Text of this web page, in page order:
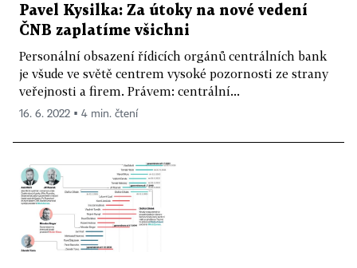
Pavel Kysilka: Za útoky na nové vedení
ČNB zaplatíme všichni
Personální obsazení řídicích orgánů centrálních bank
je všude ve světě centrem vysoké pozornosti ze strany
veřejnosti a firem. Právem: centrální...
16. 6. 2022 ▪ 4 min. čtení